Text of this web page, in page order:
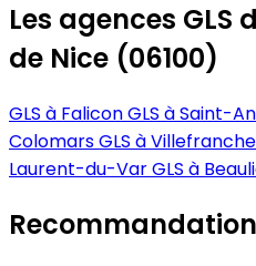
Les agences GLS
de Nice (06100)
GLS à FaliconGLS à Saint-
ColomarsGLS à
Laurent-du-VarGLS à